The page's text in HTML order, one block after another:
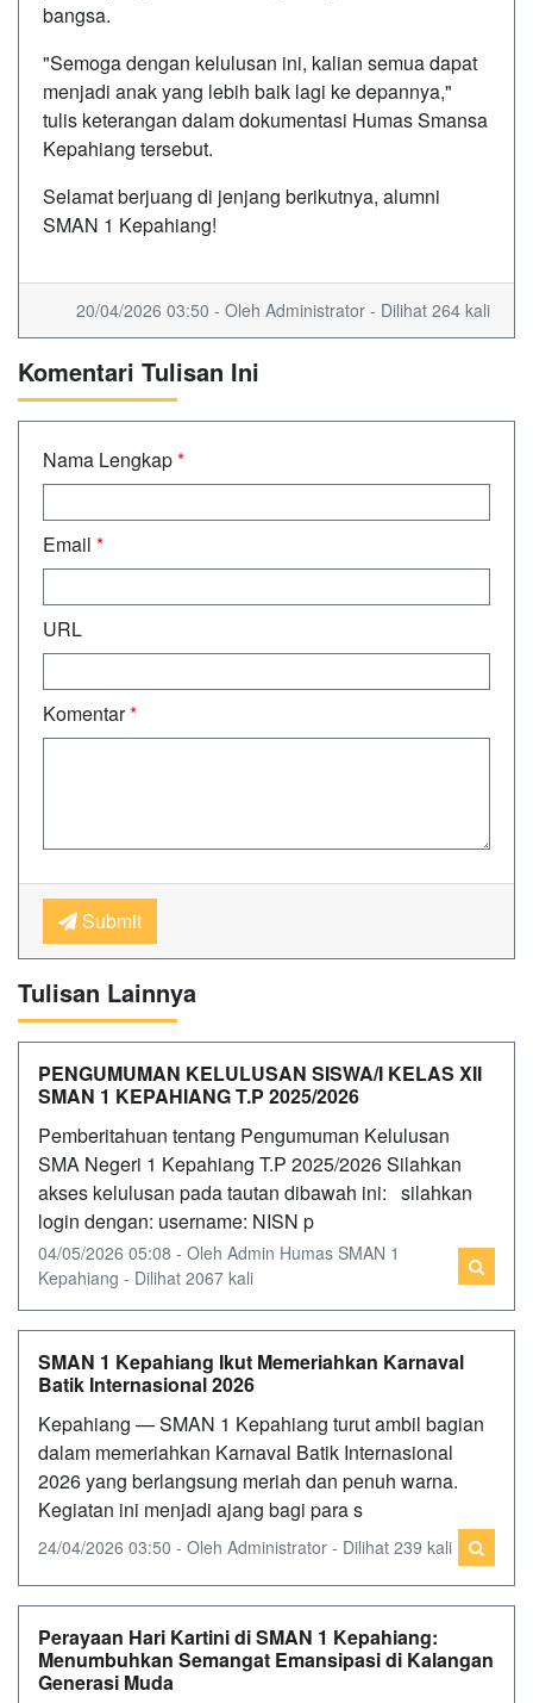
bangsa.
"Semoga dengan kelulusan ini, kalian semua dapat
menjadi anak yang lebih baik lagi ke depannya,"
tulis keterangan dalam dokumentasi Humas Smansa
Kepahiang tersebut.
Selamat berjuang di jenjang berikutnya, alumni
SMAN 1 Kepahiang!
20/04/2026 03:50 - Oleh Administrator - Dilihat 264 kali
Komentari Tulisan Ini
Nama Lengkap*
Email *
URL
Komentar*
Submit
Tulisan Lainnya
PENGUMUMAN KELULUSAN SISWA/I KELAS XII
SMAN 1 KEPAHIANG T.P 2025/2026
Pemberitahuan tentang Pengumuman Kelulusan
SMA Negeri 1 Kepahiang T.P 2025/2026 Silahkan
akses kelulusan pada tautan dibawah ini: silahkan
login dengan: username: NISN p
04/05/2026 05:08 - Oleh Admin Humas SMAN 1
Kepahiang - Dilihat 2067 kali
SMAN 1 Kepahiang Ikut Memeriahkan Karnaval
Batik Internasional 2026
Kepahiang — SMAN 1 Kepahiang turut ambil bagian
dalam memeriahkan Karnaval Batik Internasional
2026 yang berlangsung meriah dan penuh warna.
Kegiatan ini menjadi ajang bagi para s
24/04/2026 03:50 - Oleh Administrator - Dilihat 239 kali
Perayaan Hari Kartini di SMAN 1 Kepahiang:
Menumbuhkan Semangat Emansipasi di Kalangan
Generasi Muda